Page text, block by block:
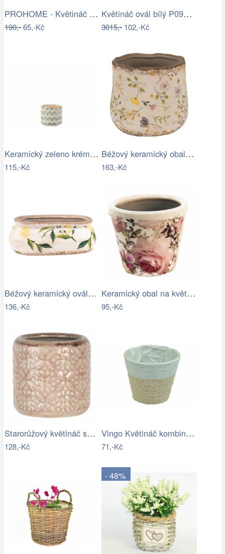
PROHOME - Květináč kulatý vysoký…
190,-65,-Kč
Květináč ovál bílý P0990/2
3015,-102,-Kč
Keramický zeleno krémový květináč se…
115,-Kč
Béžový keramický obal na květináč se…
163,-Kč
Béžový keramický oválný obal na…
136,-Kč
Keramický obal na květináč s růžemi…
95,-Kč
Starorůžový květináč se vzorem a…
128,-Kč
Vingo Květináč kombinace přírodní a…
71,-Kč
- 48%